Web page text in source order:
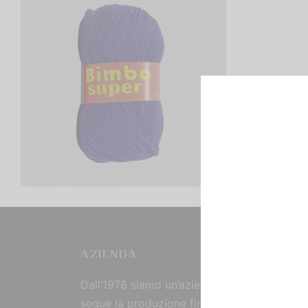
Bimbo Super
AZIENDA
Dall’1978 siamo un’azienda strutturata che
segue la produzione fin dall’origine, curando